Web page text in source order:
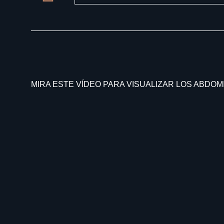
MIRA ESTE VÍDEO PARA VISUALIZAR LOS